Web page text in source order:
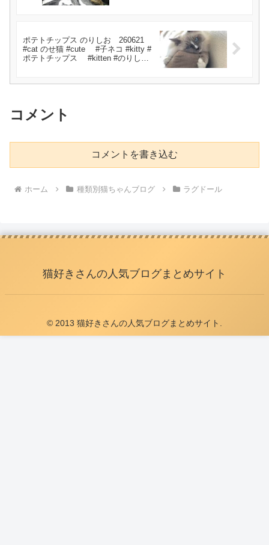
ポテトチップス のりしお 260621
#cat のせ猫 #cute #子ネコ #kitty #
ポテトチップス #kitten #のりしお #
コメント
コメントを書き込む
ホーム 種類別猫ちゃんブログ ラグドール
猫好きさんの人気ブログまとめサイト
© 2013 猫好きさんの人気ブログまとめサイト.